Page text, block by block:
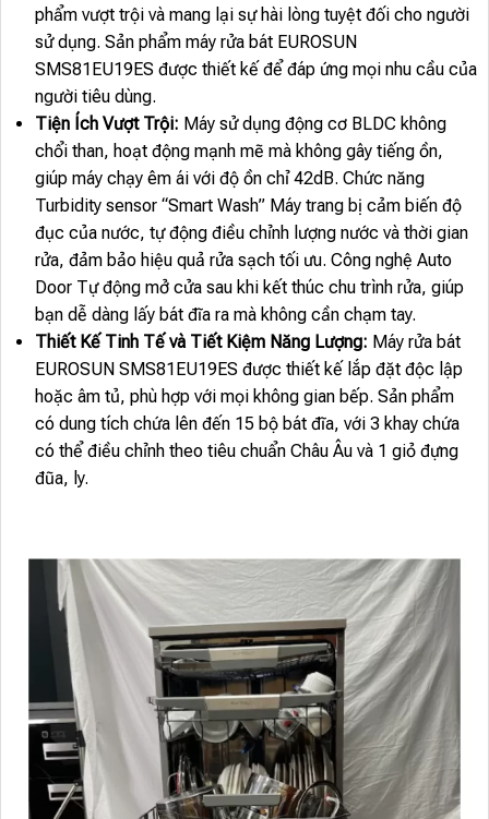
phẩm vượt trội và mang lại sự hài lòng tuyệt đối cho người
sử dụng. Sản phẩm máy rửa bát EUROSUN
SMS81EU19ES được thiết kế để đáp ứng mọi nhu cầu của
người tiêu dùng.
Tiện Ích Vượt Trội: Máy sử dụng động cơ BLDC không
chổi than, hoạt động mạnh mẽ mà không gây tiếng ồn,
giúp máy chạy êm ái với độ ồn chỉ 42dB. Chức năng
Turbidity sensor “Smart Wash” Máy trang bị cảm biến độ
đục của nước, tự động điều chỉnh lượng nước và thời gian
rửa, đảm bảo hiệu quả rửa sạch tối ưu. Công nghệ Auto
Door Tự động mở cửa sau khi kết thúc chu trình rửa, giúp
bạn dễ dàng lấy bát đĩa ra mà không cần chạm tay.
Thiết Kế Tinh Tế và Tiết Kiệm Năng Lượng: Máy rửa bát
EUROSUN SMS81EU19ES được thiết kế lắp đặt độc lập
hoặc âm tủ, phù hợp với mọi không gian bếp. Sản phẩm
có dung tích chứa lên đến 15 bộ bát đĩa, với 3 khay chứa
có thể điều chỉnh theo tiêu chuẩn Châu Âu và 1 giỏ đựng
đũa, ly.